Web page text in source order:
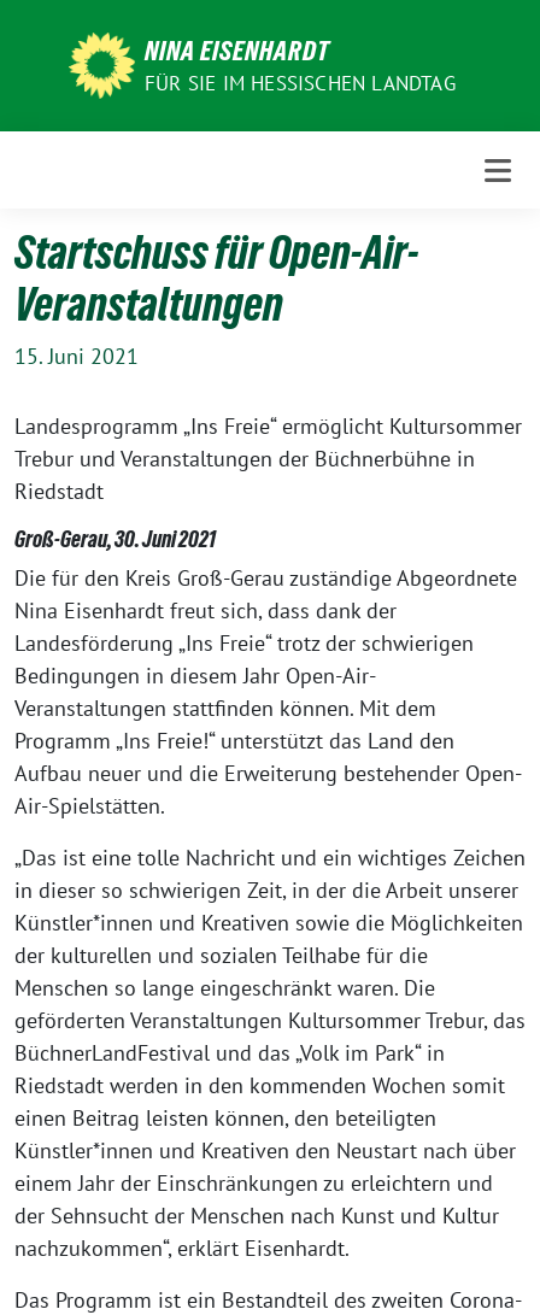
NINA EISENHARDT
FÜR SIE IM HESSISCHEN LANDTAG
Startschuss für Open-Air-
Veranstaltungen
15. Juni 2021
Landesprogramm „Ins Freie“ ermöglicht Kultursommer
Trebur und Veranstaltungen der Büchnerbühne in
Riedstadt
Groß-Gerau, 30. Juni 2021
Die für den Kreis Groß-Gerau zuständige Abgeordnete
Nina Eisenhardt freut sich, dass dank der
Landesförderung „Ins Freie“ trotz der schwierigen
Bedingungen in diesem Jahr Open-Air-
Veranstaltungen stattfinden können. Mit dem
Programm „Ins Freie!“ unterstützt das Land den
Aufbau neuer und die Erweiterung bestehender Open-
Air-Spielstätten.
„Das ist eine tolle Nachricht und ein wichtiges Zeichen
in dieser so schwierigen Zeit, in der die Arbeit unserer
Künstler*innen und Kreativen sowie die Möglichkeiten
der kulturellen und sozialen Teilhabe für die
Menschen so lange eingeschränkt waren. Die
geförderten Veranstaltungen Kultursommer Trebur, das
BüchnerLandFestival und das „Volk im Park“ in
Riedstadt werden in den kommenden Wochen somit
einen Beitrag leisten können, den beteiligten
Künstler*innen und Kreativen den Neustart nach über
einem Jahr der Einschränkungen zu erleichtern und
der Sehnsucht der Menschen nach Kunst und Kultur
nachzukommen“, erklärt Eisenhardt.
Das Programm ist ein Bestandteil des zweiten Corona-